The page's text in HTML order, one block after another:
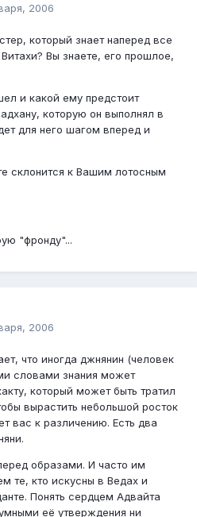
2006
который знает наперед все
Вы знаете, его прошлое,
и какой ему предстоит
которую он выполнял в
для него шагом вперед и
склонится к Вашим лотосным
"фронду"...
2006
что иногда джнянин (человек
словами знания может
который может быть тратил
вырастить небольшой росток
вас к различению. Есть два
образами. И часто им
те, кто искусны в Ведах и
Понять сердцем Адвайта
её утверждения ни